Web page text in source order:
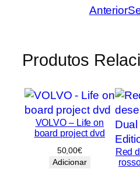
Anterior
Produtos
VOLVO – Life on
board project dvd
50,00€
Adicionar
Red